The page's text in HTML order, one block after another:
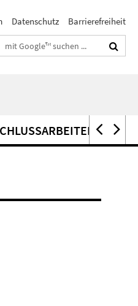
Datenschutz Barrierefreiheit
Suchbegriffe